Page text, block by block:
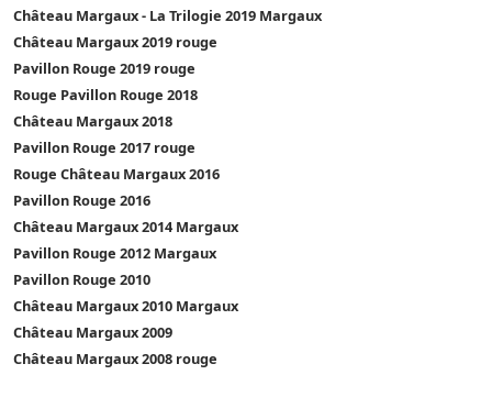
Château Margaux - La Trilogie 2019 Margaux
Château Margaux 2019 rouge
Pavillon Rouge 2019 rouge
Rouge Pavillon Rouge 2018
Château Margaux 2018
Pavillon Rouge 2017 rouge
Rouge Château Margaux 2016
Pavillon Rouge 2016
Château Margaux 2014 Margaux
Pavillon Rouge 2012 Margaux
Pavillon Rouge 2010
Château Margaux 2010 Margaux
Château Margaux 2009
Château Margaux 2008 rouge